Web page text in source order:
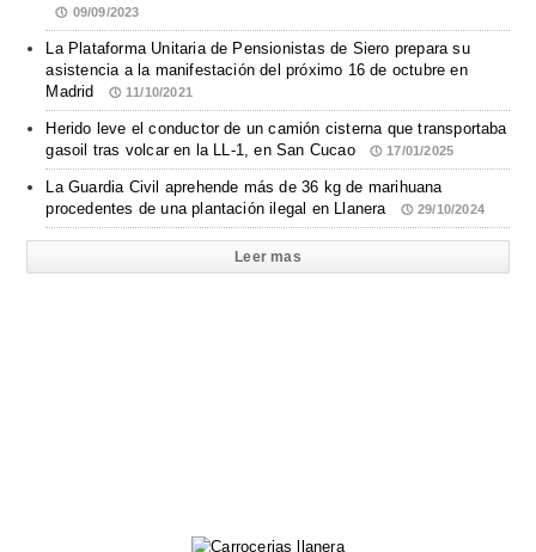
09/09/2023
La Plataforma Unitaria de Pensionistas de Siero prepara su
asistencia a la manifestación del próximo 16 de octubre en
Madrid
11/10/2021
Herido leve el conductor de un camión cisterna que transportaba
gasoil tras volcar en la LL-1, en San Cucao
17/01/2025
La Guardia Civil aprehende más de 36 kg de marihuana
procedentes de una plantación ilegal en Llanera
29/10/2024
Leer mas